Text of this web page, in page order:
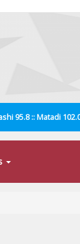
95.8 :: Matadi